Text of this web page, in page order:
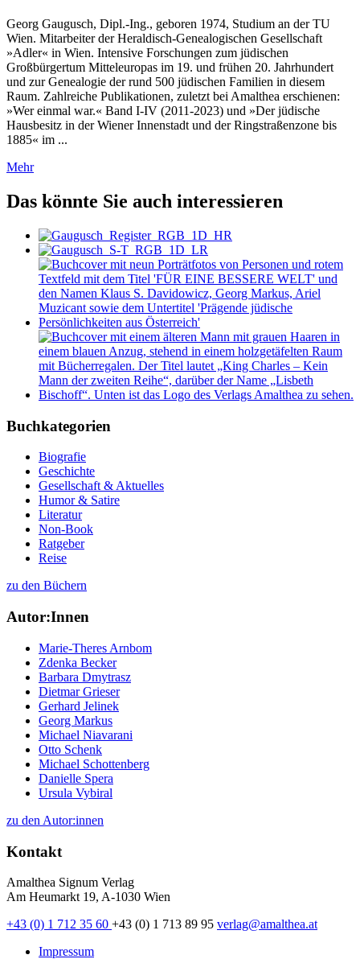
Georg Gaugusch, Dipl.-Ing., geboren 1974, Studium an der TU
Wien. Mitarbeiter der Heraldisch-Genealogischen Gesellschaft
»Adler« in Wien. Intensive Forschungen zum jüdischen
Großbürgertum Mitteleuropas im 19. und frühen 20. Jahrhundert
und zur Genealogie der rund 500 jüdischen Familien in diesem
Raum. Zahlreiche Publikationen, zuletzt bei Amalthea erschienen:
»Wer einmal war.« Band I-IV (2011-2023) und »Der jüdische
Hausbesitz in der Wiener Innenstadt und der Ringstraßenzone bis
1885« im ...
Mehr
Das könnte Sie auch interessieren
Buchkategorien
Biografie
Geschichte
Gesellschaft & Aktuelles
Humor & Satire
Literatur
Non-Book
Ratgeber
Reise
zu den Büchern
Autor:Innen
Marie-Theres Arnbom
Zdenka Becker
Barbara Dmytrasz
Dietmar Grieser
Gerhard Jelinek
Georg Markus
Michael Niavarani
Otto Schenk
Michael Schottenberg
Danielle Spera
Ursula Vybiral
zu den Autor:innen
Kontakt
Amalthea Signum Verlag
Am Heumarkt 19, A-1030 Wien
+43 (0) 1 712 35 60 +43 (0) 1 713 89 95 verlag@amalthea.at
Impressum